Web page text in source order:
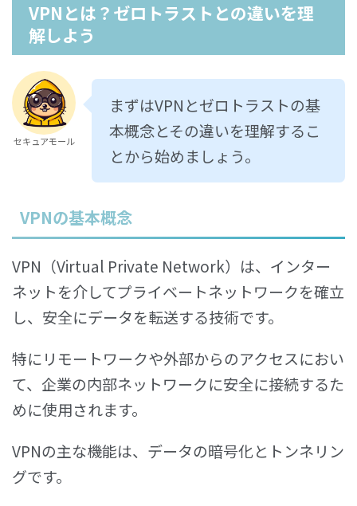
VPNとは？ゼロトラストとの違いを理
解しよう
セキュアモール
まずはVPNとゼロトラストの基
本概念とその違いを理解するこ
とから始めましょう。
VPNの基本概念
VPN（Virtual Private Network）は、インター
ネットを介してプライベートネットワークを確立
し、安全にデータを転送する技術です。
特にリモートワークや外部からのアクセスにおい
て、企業の内部ネットワークに安全に接続するた
めに使用されます。
VPNの主な機能は、データの暗号化とトンネリン
グです。